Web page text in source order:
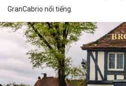
GranCabrio nổi tiếng.